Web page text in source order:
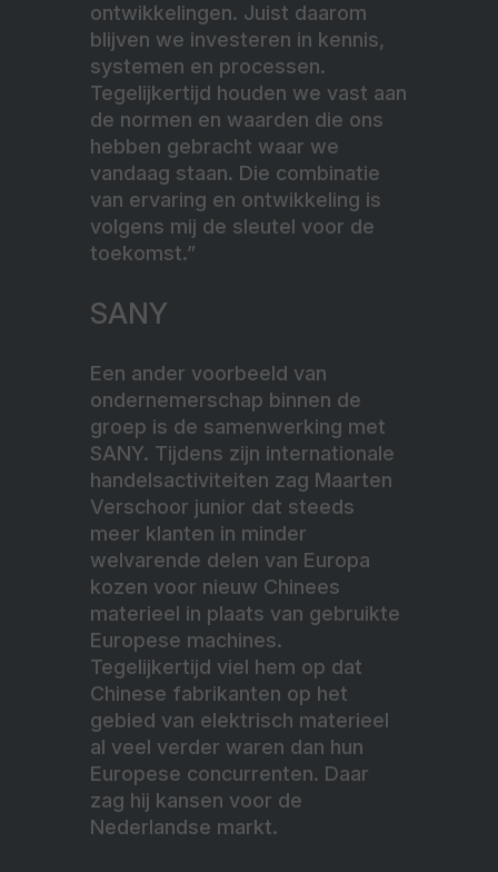
ontwikkelingen. Juist daarom
blijven we investeren in kennis,
systemen en processen.
Tegelijkertijd houden we vast aan
de normen en waarden die ons
hebben gebracht waar we
vandaag staan. Die combinatie
van ervaring en ontwikkeling is
volgens mij de sleutel voor de
toekomst.”
SANY
Een ander voorbeeld van
ondernemerschap binnen de
groep is de samenwerking met
SANY. Tijdens zijn internationale
handelsactiviteiten zag Maarten
Verschoor junior dat steeds
meer klanten in minder
welvarende delen van Europa
kozen voor nieuw Chinees
materieel in plaats van gebruikte
Europese machines.
Tegelijkertijd viel hem op dat
Chinese fabrikanten op het
gebied van elektrisch materieel
al veel verder waren dan hun
Europese concurrenten. Daar
zag hij kansen voor de
Nederlandse markt.